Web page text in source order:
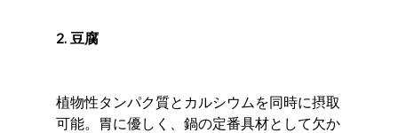
2. 豆腐
植物性タンパク質とカルシウムを同時に摂取
可能。胃に優しく、鍋の定番具材として欠か